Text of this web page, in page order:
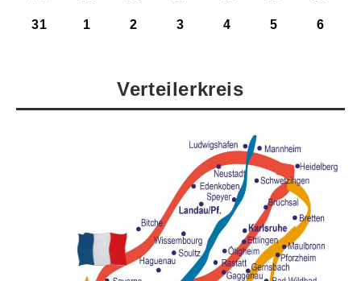
31 1 2 3 4 5 6
Verteilerkreis